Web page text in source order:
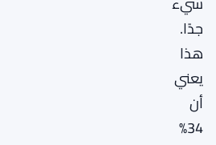
جدًا.
هذا
يعني
أن
34%